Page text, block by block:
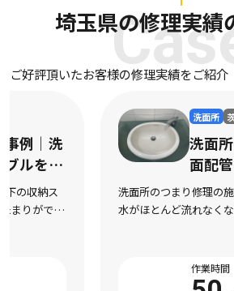
埼玉県の修理実績
ご好評頂いたお客様の修理実績をご紹介
洗面所 茨城県石岡市
洗面所のつまり修
面配管の頑固なつ
洗面所のつまり修理の施工事例 ご相談内
水がほとんど流れなくなり、不快な臭いも
作業料金